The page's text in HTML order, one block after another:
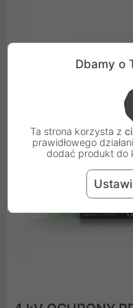
Dbamy o
Ta strona korzysta z
prawidłowego
dodać produkt do